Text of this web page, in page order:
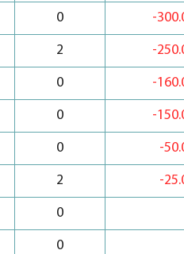
0 -
2 -
0 -
0 -
0 -
2 -
0
0